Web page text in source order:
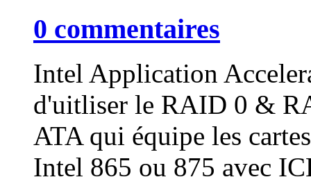
0 commentaires
Intel Application
d'uitliser le RAID 0 &
ATA qui équipe les
Intel 865 ou 875 avec